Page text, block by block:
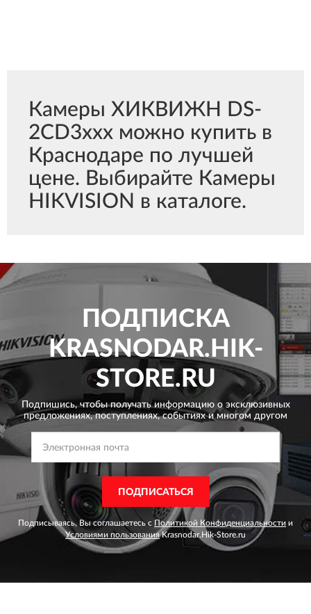
Камеры ХИКВИЖН DS-
2CD3xxx можно купить в
Краснодаре по лучшей
цене. Выбирайте Камеры
HIKVISION в каталоге.
ПОДПИСКА
KRASNODAR.HIK-
STORE.RU
Подпишись, чтобы получать информацию о эксклюзивных
предложениях,поступлениях, событиях и многом другом
ПОДПИСАТЬСЯ
Подписываясь, Вы соглашаетесь с Политикой Конфиденциальности и
Условиями пользованияKrasnodar.Hik-Store.ru